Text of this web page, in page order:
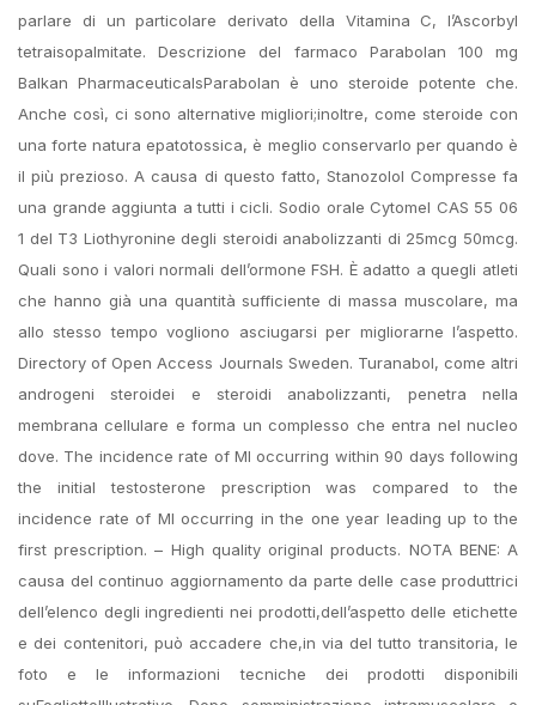
parlare di un particolare derivato della Vitamina C, l’Ascorbyl
tetraisopalmitate. Descrizione del farmaco Parabolan 100 mg
Balkan PharmaceuticalsParabolan è uno steroide potente che.
Anche così, ci sono alternative migliori;inoltre, come steroide con
una forte natura epatotossica, è meglio conservarlo per quando è
il più prezioso. A causa di questo fatto, Stanozolol Compresse fa
una grande aggiunta a tutti i cicli. Sodio orale Cytomel CAS 55 06
1 del T3 Liothyronine degli steroidi anabolizzanti di 25mcg 50mcg.
Quali sono i valori normali dell’ormone FSH. È adatto a quegli atleti
che hanno già una quantità sufficiente di massa muscolare, ma
allo stesso tempo vogliono asciugarsi per migliorarne l’aspetto.
Directory of Open Access Journals Sweden. Turanabol, come altri
androgeni steroidei e steroidi anabolizzanti, penetra nella
membrana cellulare e forma un complesso che entra nel nucleo
dove. The incidence rate of MI occurring within 90 days following
the initial testosterone prescription was compared to the
incidence rate of MI occurring in the one year leading up to the
first prescription. – High quality original products. NOTA BENE: A
causa del continuo aggiornamento da parte delle case produttrici
dell’elenco degli ingredienti nei prodotti,dell’aspetto delle etichette
e dei contenitori, può accadere che,in via del tutto transitoria, le
foto e le informazioni tecniche dei prodotti disponibili